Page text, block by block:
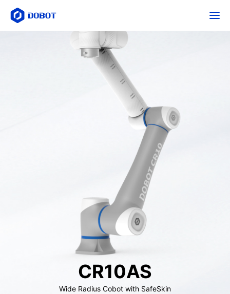
CR10AS
Wide Radius Cobot with SafeSkin